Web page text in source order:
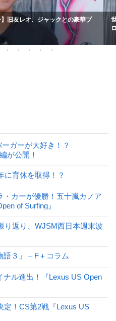
旧友レオ、ジャックとの豪華プ
ガーが大好き！？
が公開！
に育休を取得！？
カーが優勝！五十嵐カノア
of Surfing』
り返り、WJSM西日本週末波
語３」 – F＋コラム
ナル進出！『Lexus US Open
定！CS第2戦『Lexus US